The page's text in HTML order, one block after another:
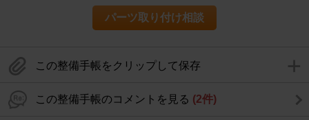
パーツ取り付け相談
この整備手帳をクリップして保存
この整備手帳のコメントを見る (2件)